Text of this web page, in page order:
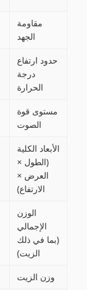
مقاومة
الجهد
حدود ارتفاع
درجة
الحرارة
مستوى قوة
الصوت
الأبعاد الكلية
(الطول ×
العرض ×
الارتفاع)
الوزن
الإجمالي
(بما في ذلك
الزيت)
وزن الزيت